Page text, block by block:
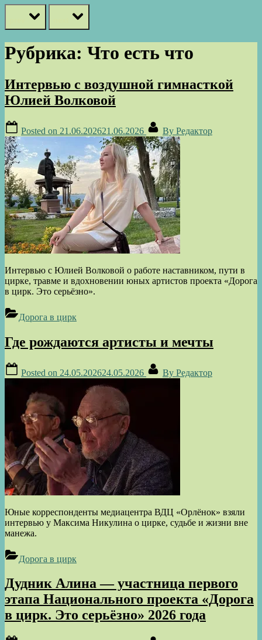
Рубрика: Что есть что
Интервью с воздушной гимнасткой
Юлией Волковой
Posted on 21.06.202621.06.2026 By Редактор
Интервью с Юлией Волковой о работе наставником, пути в
цирке, травме и вдохновении юных артистов проекта «Дорога
в цирк. Это серьёзно».
Дорога в цирк
Где рождаются артисты и мечты
Posted on 24.05.202624.05.2026 By Редактор
Юные корреспонденты медиацентра ВДЦ «Орлёнок» взяли
интервью у Максима Никулина о цирке, судьбе и жизни вне
манежа.
Дорога в цирк
Дудник Алина — участница первого
этапа Национального проекта «Дорога
в цирк. Это серьёзно» 2026 года